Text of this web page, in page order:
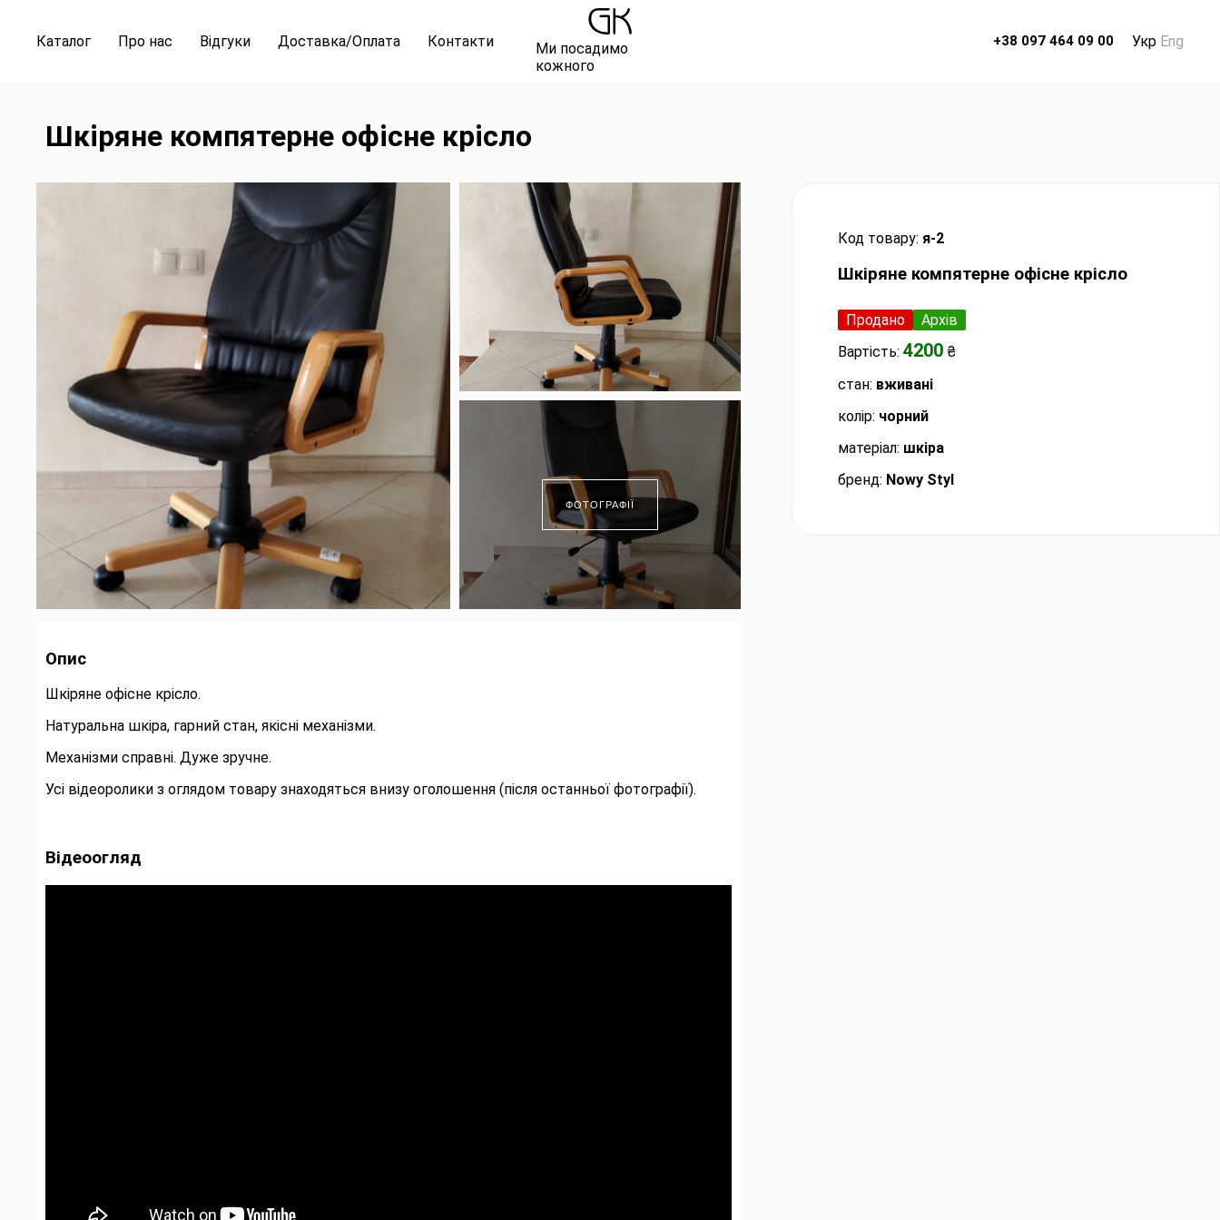
Каталог Про нас Відгуки Доставка/Оплата Контакти
Ми посадимо
кожного
+38 097 464 09 00 Укр Eng
Шкіряне компятерне офісне крісло
ФОТОГРАФІЇ
Опис
Шкіряне офісне крісло.
Натуральна шкіра, гарний стан, якісні механізми.
Механізми справні. Дуже зручне.
Усі відеоролики з оглядом товару знаходяться внизу оголошення (після останньої фотографії).
Відеоогляд
Код товару: я-2
Шкіряне компятерне офісне крісло
Продано
Архів
Вартість: 4200 ₴
стан: вживані
колір: чорний
матеріал: шкіра
бренд: Nowy Styl